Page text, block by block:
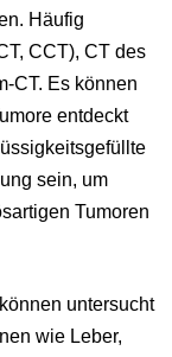
Häufig
CCT), CT des
CT. Es können
entdeckt
sein, um
Tumoren
untersucht
wie Leber,